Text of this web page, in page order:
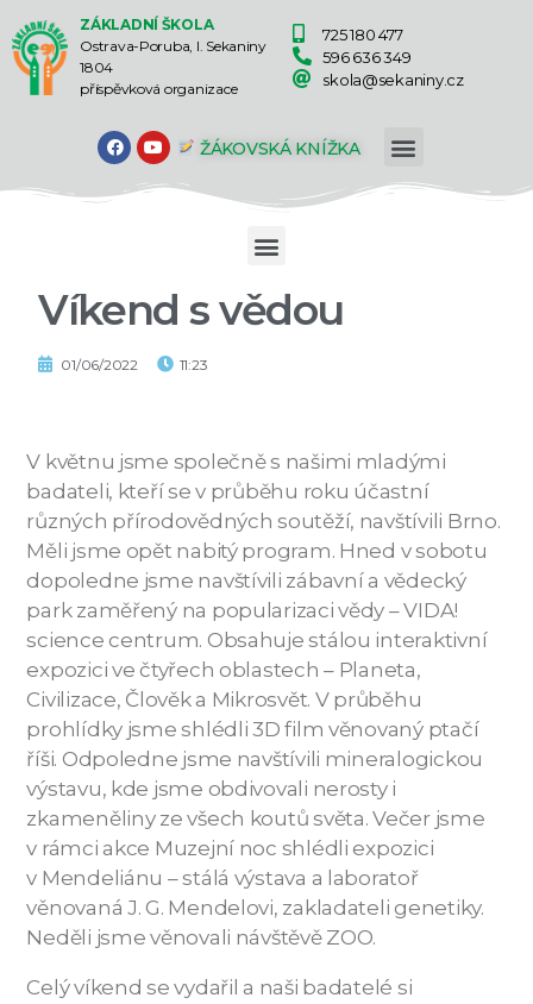
ZÁKLADNÍ ŠKOLA
Ostrava-Poruba, I. Sekaniny
1804
příspěvková organizace
725 180 477
596 636 349
skola@sekaniny.cz
ŽÁKOVSKÁ KNÍŽKA
Víkend s vědou
01/06/2022 11:23
V květnu jsme společně s našimi mladými
badateli, kteří se v průběhu roku účastní
různých přírodovědných soutěží, navštívili Brno.
Měli jsme opět nabitý program. Hned v sobotu
dopoledne jsme navštívili zábavní a vědecký
park zaměřený na popularizaci vědy – VIDA!
science centrum. Obsahuje stálou interaktivní
expozici ve čtyřech oblastech – Planeta,
Civilizace, Člověk a Mikrosvět. V průběhu
prohlídky jsme shlédli 3D film věnovaný ptačí
říši. Odpoledne jsme navštívili mineralogickou
výstavu, kde jsme obdivovali nerosty i
zkameněliny ze všech koutů světa. Večer jsme
v rámci akce Muzejní noc shlédli expozici
v Mendeliánu – stálá výstava a laboratoř
věnovaná J. G. Mendelovi, zakladateli genetiky.
Neděli jsme věnovali návštěvě ZOO.
Celý víkend se vydařil a naši badatelé si